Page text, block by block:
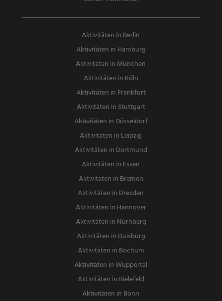
Aktivitäten in Berlin
Aktivitäten in Hamburg
Aktivitäten in München
Aktivitäten in Köln
Aktivitäten in Frankfurt
Aktivitäten in Stuttgart
Aktivitäten in Düsseldorf
Aktivitäten in Leipzig
Aktivitäten in Dortmund
Aktivitäten in Essen
Aktivitäten in Bremen
Aktivitäten in Dresden
Aktivitäten in Hannover
Aktivitäten in Nürnberg
Aktivitäten in Duisburg
Aktivitäten in Bochum
Aktivitäten in Wuppertal
Aktivitäten in Bielefeld
Aktivitäten in Bonn